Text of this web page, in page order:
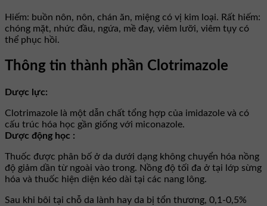
Hiếm: buồn nôn, nôn, chán ăn, miệng có vị kim loại. Rất hiếm:
chóng mặt, nhức đầu, ngứa, mề đay, viêm lưỡi, viêm tụy có
thể phục hồi.
Thông tin thành phần Clotrimazole
Dược lực:
Clotrimazole là một dẫn chất tổng hợp của imidazole và có
cấu trúc hóa học gần giống với miconazole.
Dược động học :
Thuốc được phân bố ở da dưới dạng không chuyển hóa nồng
độ giảm dần từ ngoài vào trong. Nồng độ tối đa ở tại lớp sừng
hóa và thuốc hiện diện kéo dài tại các nang lông.
Sau khi bôi tại chỗ da lành hay da bị tổn thương, 0,1-0,5%